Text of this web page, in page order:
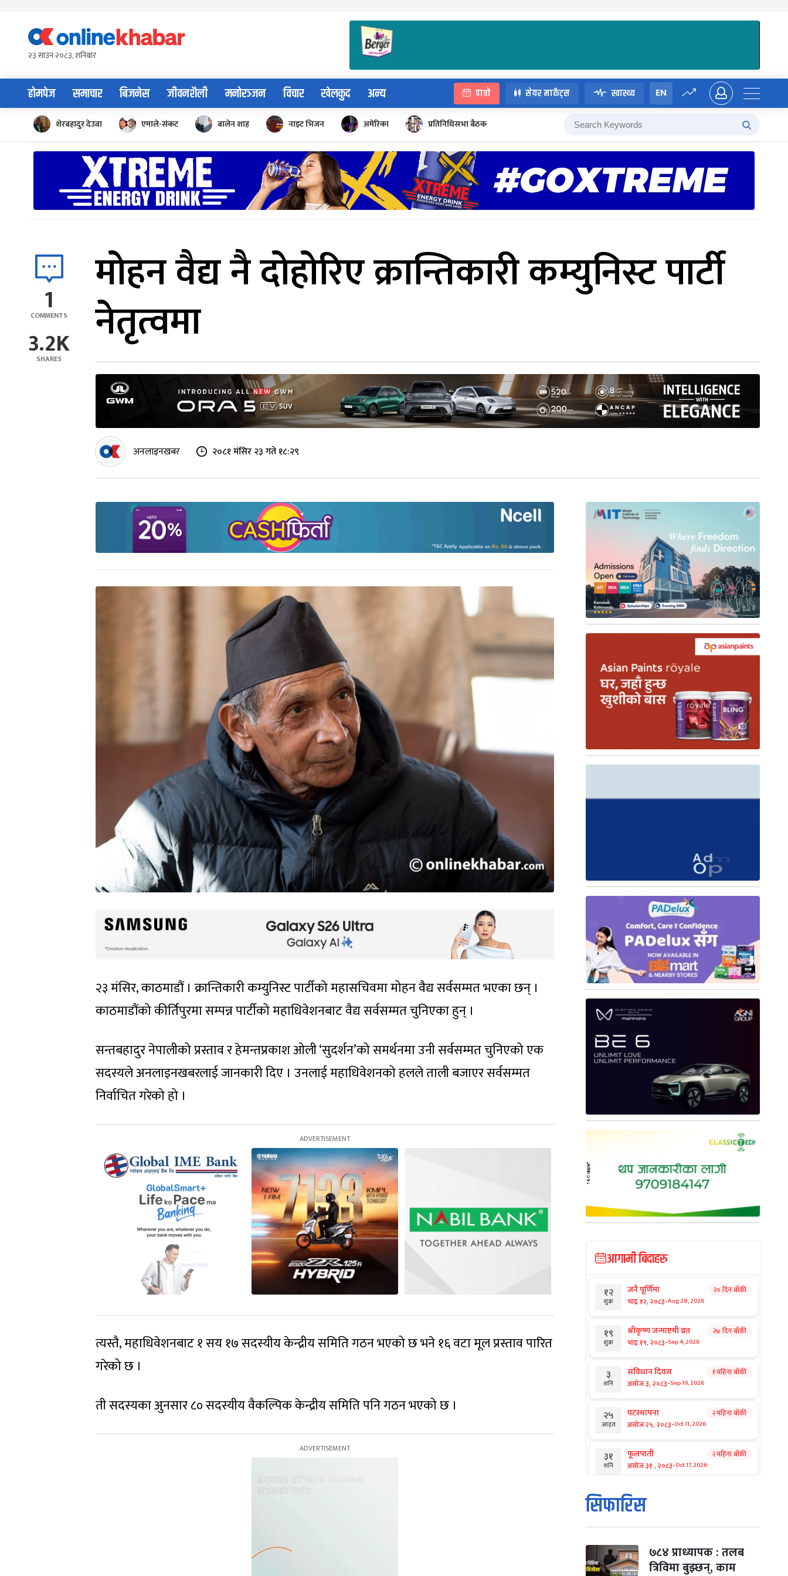
content२३ साउन २०८३, शनिबार
होमपेज समाचार बिजनेस जीवनशैली मनोरञ्जन विचार खेलकुद अन्य पात्रो सेयर मार्केट्स स्वास्थ्य EN
शेरबहादुर देउवा एमाले-संकट बालेन शाह नाइट भिजन अमेरिका प्रतिनिधिसभा बैठक
1
COMMENTS
3.2K
SHARES
मोहन वैद्य नै दोहोरिए क्रान्तिकारी कम्युनिस्ट पार्टी
नेतृत्वमा
अनलाइनखबर २०८१ मंसिर २३ गते १८:२९
२३ मंसिर, काठमाडौं । क्रान्तिकारी कम्युनिस्ट पार्टीको महासचिवमा मोहन वैद्य सर्वसम्मत भएका छन् ।
काठमाडौंको कीर्तिपुरमा सम्पन्न पार्टीको महाधिवेशनबाट वैद्य सर्वसम्मत चुनिएका हुन् ।
सन्तबहादुर नेपालीको प्रस्ताव र हेमन्तप्रकाश ओली ‘सुदर्शन’को समर्थनमा उनी सर्वसम्मत चुनिएको एक
सदस्यले अनलाइनखबरलाई जानकारी दिए । उनलाई महाधिवेशनको हलले ताली बजाएर सर्वसम्मत
निर्वाचित गरेको हो ।
त्यस्तै, महाधिवेशनबाट १ सय १७ सदस्यीय केन्द्रीय समिति गठन भएको छ भने १६ वटा मूल प्रस्ताव पारित
गरेको छ ।
ती सदस्यका अुनसार ८० सदस्यीय वैकल्पिक केन्द्रीय समिति पनि गठन भएको छ ।
आगामी बिदाहरु
१२
शुक्र
जनै पूर्णिमा
भाद्र १२, २०८३-Aug 28, 2026
२० दिन बाँकी
१९
शुक्र
श्रीकृष्ण जन्माष्टमी व्रत
भाद्र १९, २०८३-Sep 4, 2026
२७ दिन बाँकी
३
शनि
संविधान दिवस
असोज ३, २०८३-Sep 19, 2026
१ महिना बाँकी
२५
आइत
घटस्थापना
असोज २५, २०८३-Oct 11, 2026
२ महिना बाँकी
३१
शनि
फूलपाती
असोज ३१ , २०८३-Oct 17, 2026
२ महिना बाँकी
१
आइत
कार्तिक सङ्क्रान्ति
कार्तिक १, २०८३
मंगल कार्तिक ३, २०८३ -Oct 20, 2026
सिफारिस
७८४ प्राध्यापक : तलब
त्रिविमा बुझ्छन्, काम